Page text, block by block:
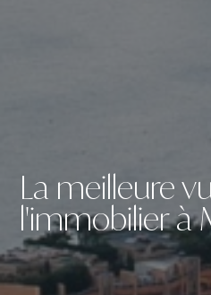
La meilleure
l'immobilier à